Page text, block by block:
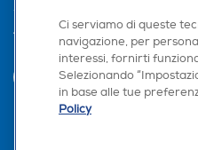
Trova negozio
Ci serviamo di queste
navigazione, per
interessi, fornirti
Selezionando
in base alle tue
Policy